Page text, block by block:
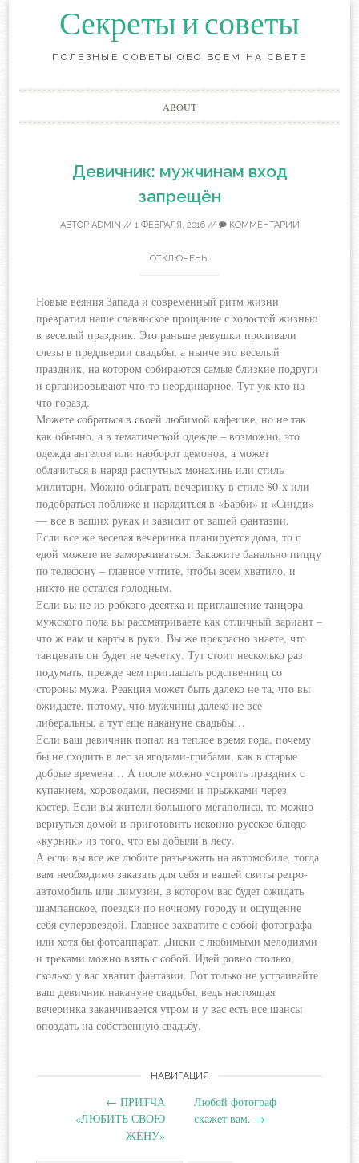
Секреты и советы
ПОЛЕЗНЫЕ СОВЕТЫ ОБО ВСЕМ НА СВЕТЕ
Перейти
к
ABOUT
Девичник: мужчинам вход
запрещён
АВТОР ADMIN // 1 ФЕВРАЛЯ, 2016// КОММЕНТАРИИ
ОТКЛЮЧЕНЫ
Новые веяния Запада и современный ритм жизни
превратил наше славянское прощание с холостой жизнью
в веселый праздник. Это раньше девушки проливали
слезы в преддверии свадьбы, а нынче это веселый
праздник, на котором собираются самые близкие подруги
и организовывают что-то неординарное. Тут уж кто на
что горазд.
Можете собраться в своей любимой кафешке, но не так
как обычно, а в тематической одежде – возможно, это
одежда ангелов или наоборот демонов, а может
облачиться в наряд распутных монахинь или стиль
милитари. Можно обыграть вечеринку в стиле 80-х или
подобраться поближе и нарядиться в «Барби» и «Синди»
— все в ваших руках и зависит от вашей фантазии.
Если все же веселая вечеринка планируется дома, то с
едой можете не заморачиваться. Закажите банально пиццу
по телефону – главное учтите, чтобы всем хватило, и
никто не остался голодным.
Если вы не из робкого десятка и приглашение танцора
мужского пола вы рассматриваете как отличный вариант –
что ж вам и карты в руки. Вы же прекрасно знаете, что
танцевать он будет не чечетку. Тут стоит несколько раз
подумать, прежде чем приглашать родственниц со
стороны мужа. Реакция может быть далеко не та, что вы
ожидаете, потому, что мужчины далеко не все
либеральны, а тут еще накануне свадьбы…
Если ваш девичник попал на теплое время года, почему
бы не сходить в лес за ягодами-грибами, как в старые
добрые времена… А после можно устроить праздник с
купанием, хороводами, песнями и прыжками через
костер. Если вы жители большого мегаполиса, то можно
вернуться домой и приготовить исконно русское блюдо
«курник» из того, что вы добыли в лесу.
А если вы все же любите разъезжать на автомобиле, тогда
вам необходимо заказать для себя и вашей свиты ретро-
автомобиль или лимузин, в котором вас будет ожидать
шампанское, поездки по ночному городу и ощущение
себя суперзвездой. Главное захватите с собой фотографа
или хотя бы фотоаппарат. Диски с любимыми мелодиями
и треками можно взять с собой. Идей ровно столько,
сколько у вас хватит фантазии. Вот только не устраивайте
ваш девичник накануне свадьбы, ведь настоящая
вечеринка заканчивается утром и у вас есть все шансы
опоздать на собственную свадьбу.
НавигацияНАВИГАЦИЯ
← ПРИТЧА
«ЛЮБИТЬ СВОЮ
ЖЕНУ»
Любой фотограф
скажет вам. →